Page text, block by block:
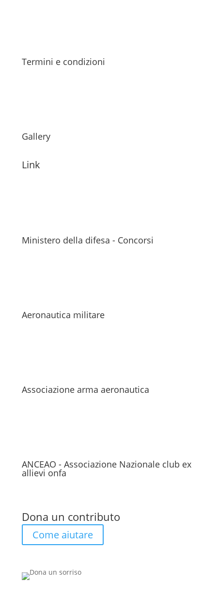
Termini e condizioni
Gallery
Link
Ministero della difesa - Concorsi
Aeronautica militare
Associazione arma aeronautica
ANCEAO - Associazione Nazionale club ex
allievi onfa
Dona un contributo
Come aiutare